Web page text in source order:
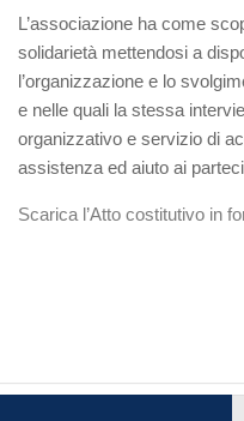
L’associazione ha come
solidarietà mettendosi a
l’organizzazione e lo
e nelle quali la stessa
organizzativo e servizio di
assistenza ed aiuto ai
Scarica l’Atto costitutivo in